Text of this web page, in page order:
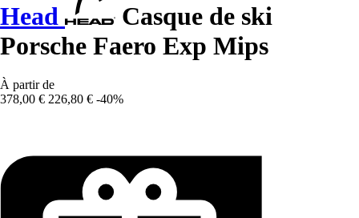
Head
Casque de ski
Porsche Faero Exp Mips
À partir de
378,00 € 226,80 € -40%